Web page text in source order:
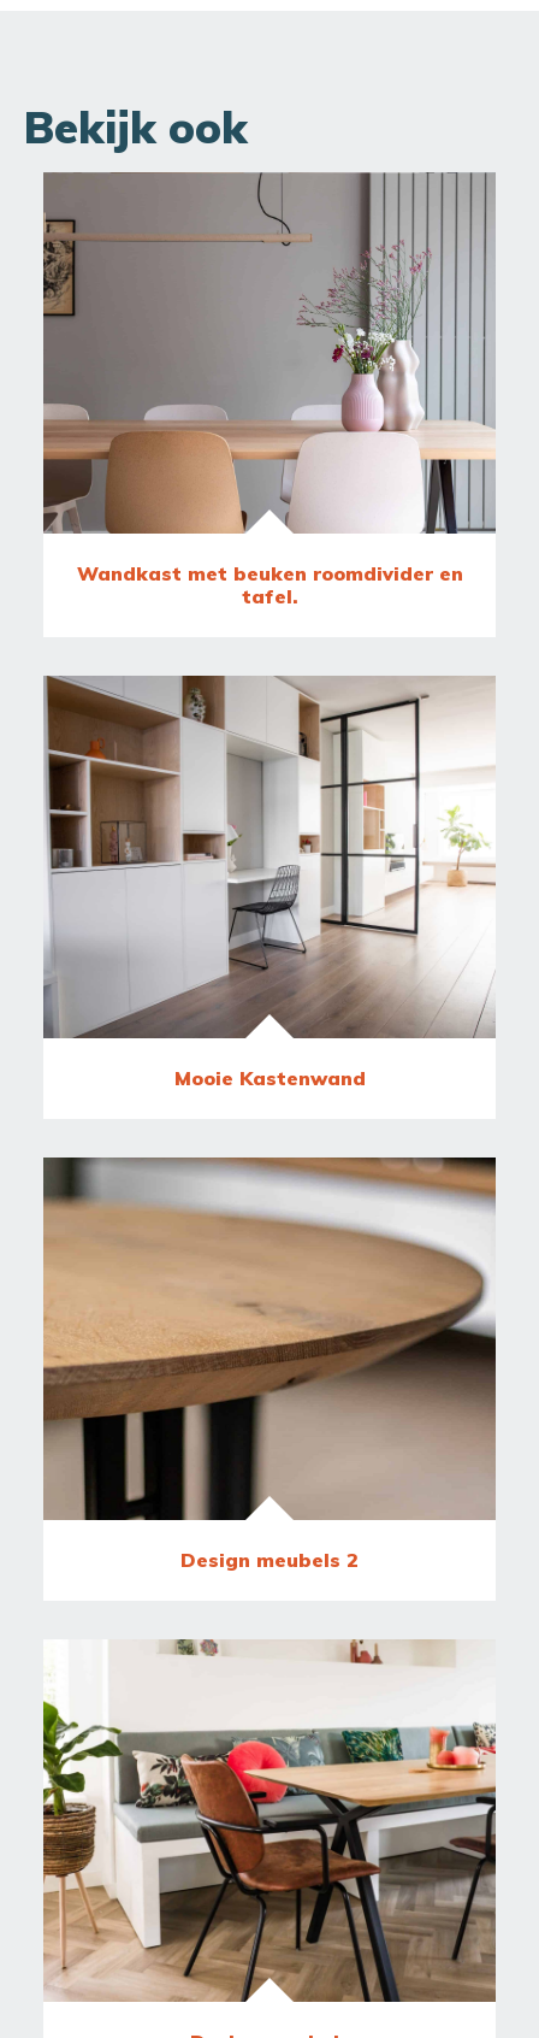
Bekijk ook
Wandkast met beuken roomdivider en
tafel.
Mooie Kastenwand
Design meubels 2